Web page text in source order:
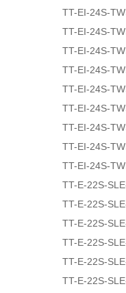
TT-EI-24S-
TT-EI-24S-
TT-EI-24S-
TT-EI-24S-
TT-EI-24S-
TT-EI-24S-
TT-EI-24S-
TT-EI-24S-
TT-EI-24S-
TT-E-22S-
TT-E-22S-
TT-E-22S-
TT-E-22S-
TT-E-22S-
TT-E-22S-